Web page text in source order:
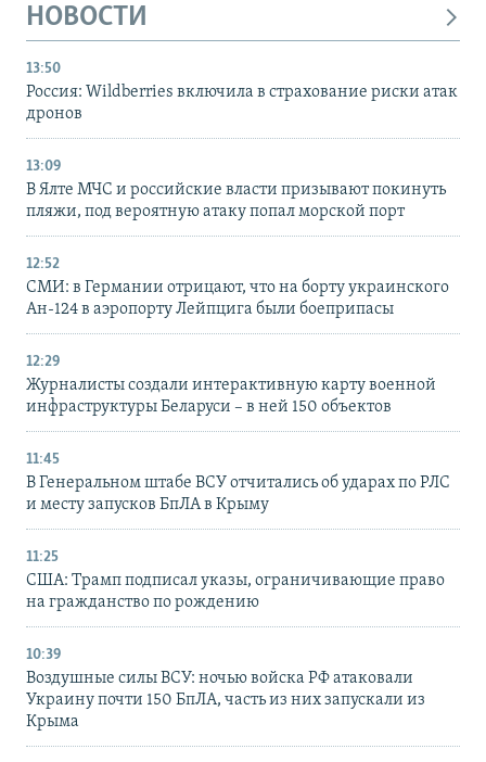
НОВОСТИ
13:50
Россия: Wildberries включила в страхование риски атак
дронов
13:09
В Ялте МЧС и российские власти призывают покинуть
пляжи, под вероятную атаку попал морской порт
12:52
СМИ: в Германии отрицают, что на борту украинского
Ан-124 в аэропорту Лейпцига были боеприпасы
12:29
Журналисты создали интерактивную карту военной
инфраструктуры Беларуси – в ней 150 объектов
11:45
В Генеральном штабе ВСУ отчитались об ударах по РЛС
и месту запусков БпЛА в Крыму
11:25
США: Трамп подписал указы, ограничивающие право
на гражданство по рождению
10:39
Воздушные силы ВСУ: ночью войска РФ атаковали
Украину почти 150 БпЛА, часть из них запускали из
Крыма